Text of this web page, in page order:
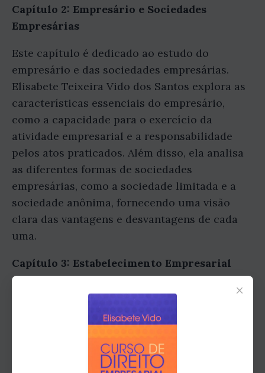
Capítulo 2: Empresário e Sociedades
Empresárias
Este capítulo é dedicado ao estudo do
empresário e das sociedades empresárias.
Elisabete Teixeira Vido dos Santos explora as
características essenciais do empresário,
como a capacidade para o exercício da
atividade empresarial e a responsabilidade
pelos atos praticados. Além disso, ela analisa
as diferentes formas de sociedades
empresárias, como a sociedade limitada e a
sociedade anônima, fornecendo uma visão
clara das vantagens e desvantagens de cada
uma.
Capítulo 3: Estabelecimento Empresarial
atenção especial. Neste capítulo, Elisabete
Teixeira Vido dos Santos explora os elementos
que compõem o estabelecimento empresarial,
×